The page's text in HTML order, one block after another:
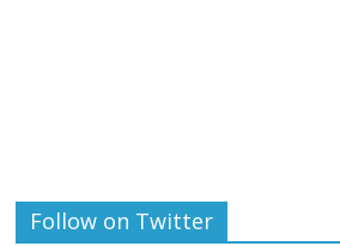
Follow on Twitter